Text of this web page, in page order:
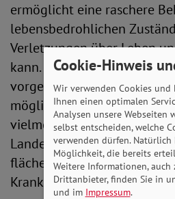
ermöglicht eine raschere
lebensbedrohlichen
Verletzungen über Leben
kann. Wird die in § 6a
vorgegebene Zeit künftig
möglicherweise anstelle
vielmehr eine von der
Landesbehörde
flächendeckenden
Krankenhausstandort.
Cookie-Hinweis
Wir verwenden Cookies
Ihnen einen optimalen
Analysen unsere Webseiten
selbst entscheiden, welche
verwenden dürfen.
Möglichkeit, die bereits
Weitere Informationen,
Drittanbieter, finden Sie in
und im Impressum.